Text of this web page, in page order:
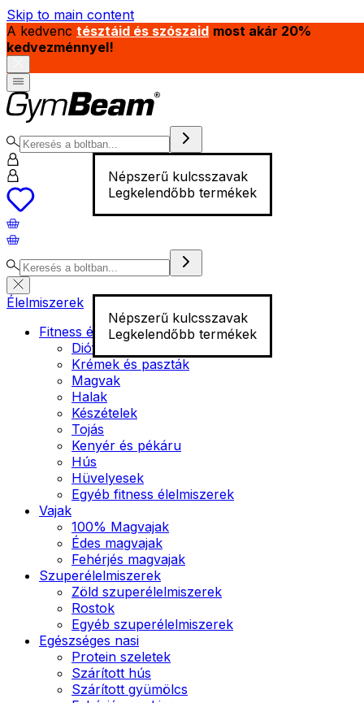
Skip to main content
A kedvenc tésztáid és szószaid most akár 20%
kedvezménnyel!
Népszerű kulcsszavak
Legkelendőbb termékek
Népszerű kulcsszavak
Legkelendőbb termékek
Élelmiszerek
Fitness élelmiszer
Diófélék
Krémek és paszták
Magvak
Halak
Készételek
Tojás
Kenyér és pékáru
Hús
Hüvelyesek
Egyéb fitness élelmiszerek
Vajak
100% Magvajak
Édes magvajak
Fehérjés magvajak
Szuperélelmiszerek
Zöld szuperélelmiszerek
Rostok
Egyéb szuperélelmiszerek
Egészséges nasi
Protein szeletek
Szárított hús
Szárított gyümölcs